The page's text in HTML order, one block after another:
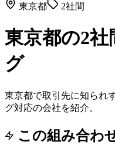
東京都 2社間
東京都の2
グ
東京都で取引先に知られ
グ対応の会社を紹介。
この組み合わ